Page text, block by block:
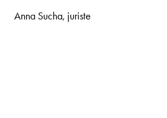
Anna Sucha, juriste